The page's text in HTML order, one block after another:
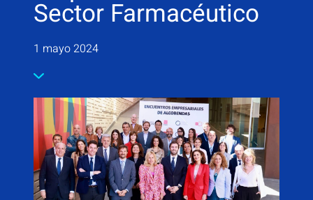
Sector Farmacéutico
1 mayo 2024